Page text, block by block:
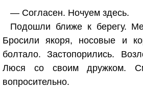
— Согласен. Ночуем здесь.
Подошли ближе к берегу.
Бросили якоря, носовые и
болтало. Застопорились.
Люся со своим дружком.
вопросительно.